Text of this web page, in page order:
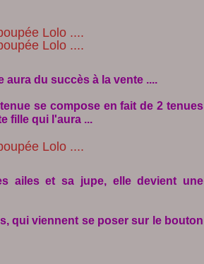
aura du succès à la vente ....
se compose en fait de 2 tenues
fille qui l'aura ...
ailes et sa jupe, elle devient une
qui viennent se poser sur le bouton